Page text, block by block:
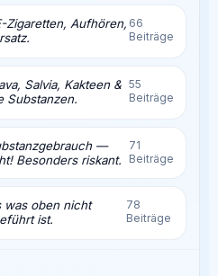
Zigaretten, Aufhören, 66
Beiträge
Salvia, Kakteen &
Substanzen.
55
Beiträge
—
Besonders riskant.
71
Beiträge
was oben nicht
ist.
78
Beiträge